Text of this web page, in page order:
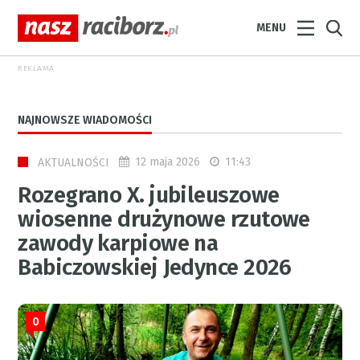
MENU
REKLAMA
NAJNOWSZE WIADOMOŚCI
AKTUALNOŚCI 12 maja 2026 11:43
Rozegrano X. jubileuszowe
wiosenne drużynowe rzutowe
zawody karpiowe na
Babiczowskiej Jedynce 2026
0